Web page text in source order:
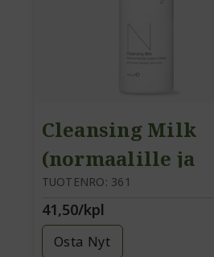
Cleansing Milk
(normaalille ja
kuivalle iholle)
TUOTENRO: 361
41,50/kpl
Osta Nyt